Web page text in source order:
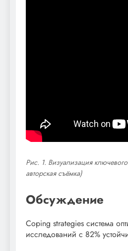
Рис. 1. Визуализация
авторская съёмка)
Обсуждение
Coping strategies система
исследований с 82%